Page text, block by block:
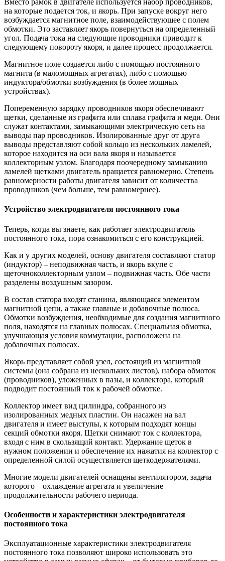
Вместо рамок в двигателе используется набор проводников,
на которые подается ток, и якорь. При запуске вокруг него
возбуждается магнитное поле, взаимодействующее с полем
обмотки. Это заставляет якорь повернуться на определенный
угол. Подача тока на следующие проводники приводит к
следующему повороту якоря, и далее процесс продолжается.
Магнитное поле создается либо с помощью постоянного
магнита (в маломощных агрегатах), либо с помощью
индуктора/обмотки возбуждения (в более мощных
устройствах).
Попеременную зарядку проводников якоря обеспечивают
щетки, сделанные из графита или сплава графита и меди. Они
служат контактами, замыкающими электрическую сеть на
выводы пар проводников. Изолированные друг от друга
выводы представляют собой кольцо из нескольких ламелей,
которое находится на оси вала якоря и называется
коллекторным узлом. Благодаря поочередному замыканию
ламелей щетками двигатель вращается равномерно. Степень
равномерности работы двигателя зависит от количества
проводников (чем больше, тем равномернее).
Устройство электродвигателя постоянного тока
Теперь, когда вы знаете, как работает электродвигатель
постоянного тока, пора ознакомиться с его конструкцией.
Как и у других моделей, основу двигателя составляют статор
(индуктор) – неподвижная часть, и якорь вкупе с
щеточноколлекторным узлом – подвижная часть. Обе части
разделены воздушным зазором.
В состав статора входят станина, являющаяся элементом
магнитной цепи, а также главные и добавочные полюса.
Обмотки возбуждения, необходимые для создания магнитного
поля, находятся на главных полюсах. Специальная обмотка,
улучшающая условия коммутации, расположена на
добавочных полюсах.
Якорь представляет собой узел, состоящий из магнитной
системы (она собрана из нескольких листов), набора обмоток
(проводников), уложенных в пазы, и коллектора, который
подводит постоянный ток к рабочей обмотке.
Коллектор имеет вид цилиндра, собранного из
изолированных медных пластин. Он насажен на вал
двигателя и имеет выступы, к которым подходят концы
секций обмотки якоря. Щетки снимают ток с коллектора,
входя с ним в скользящий контакт. Удержание щеток в
нужном положении и обеспечение их нажатия на коллектор с
определенной силой осуществляется щеткодержателями.
Многие модели двигателей оснащены вентилятором, задача
которого – охлаждение агрегата и увеличение
продолжительности рабочего периода.
Особенности и характеристики электродвигателя
постоянного тока
Эксплуатационные характеристики электродвигателя
постоянного тока позволяют широко использовать это